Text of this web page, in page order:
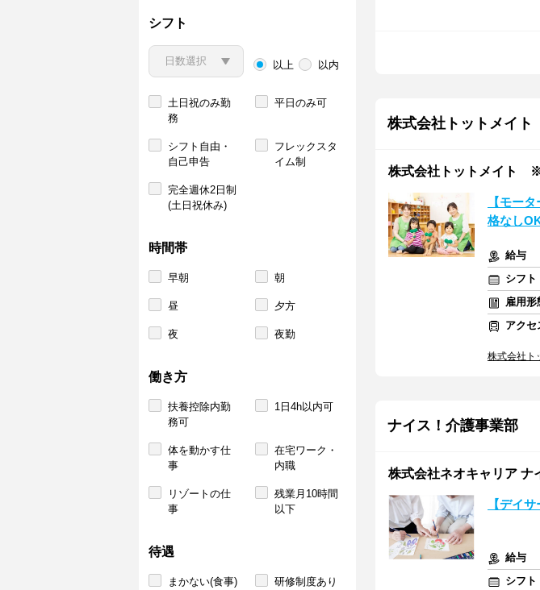
シフト
以上 以内
土日祝のみ勤
務
平日のみ可
シフト自由・
自己申告
フレックスタ
イム制
完全週休2日制
(土日祝休み)
時間帯
早朝 朝
昼 夕方
夜 夜勤
働き方
扶養控除内勤
務可
1日4h以内可
体を動かす仕
事
在宅ワーク・
内職
リゾートの仕
事
残業月10時間
以下
待遇
まかない(食事)
研修制度あり
株式会社トットメイト
株式会社トットメイト
【モー
格なし
給与
シフト
雇用形
アクセ
株式会社ト
ナイス！介護事業部
株式会社ネオキャリア
【デイ
給与
シフト